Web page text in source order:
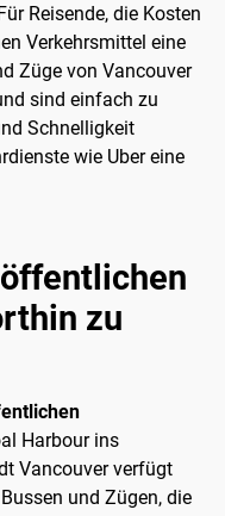
Reisende, die Kosten
Verkehrsmittel eine
Züge von Vancouver
sind einfach zu
Schnelligkeit
wie Uber eine
zu
Harbour ins
Vancouver verfügt
und Zügen, die